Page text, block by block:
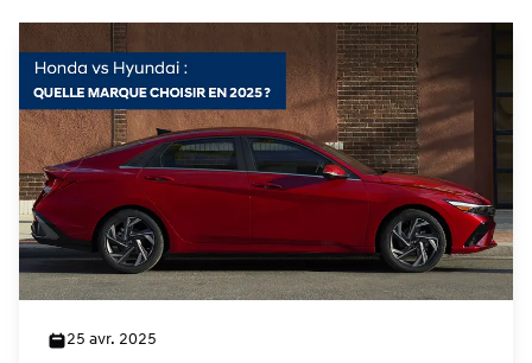
25 avr. 2025